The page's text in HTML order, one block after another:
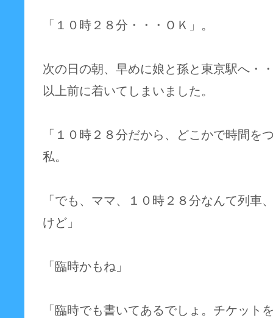
「１０時２８分・・・ＯＫ」。
次の日の朝、早めに娘と孫と東京駅へ・
以上前に着いてしまいました。
「１０時２８分だから、どこかで時間を
私。
「でも、ママ、１０時２８分なんて列車
けど」
「臨時かもね」
「臨時でも書いてあるでしょ。チケット